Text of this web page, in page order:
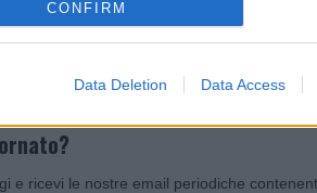
CONFIRM
Data Deletion Data Access
e ricevi le nostre email periodiche